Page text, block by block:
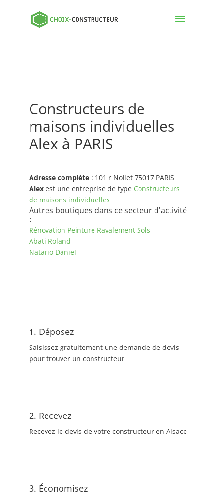
Constructeurs de
maisons individuelles
Alex à PARIS
Adresse complète: 101 r Nollet 75017 PARIS
Alexest une entreprise de type Constructeurs
de maisons individuelles
Autres boutiques dans ce secteur d'activité
:
Rénovation Peinture Ravalement Sols
Abati Roland
Natario Daniel
1. Déposez
Saisissez gratuitement une demande de devis
pour trouver un constructeur
2. Recevez
Recevez le devis de votre constructeur en Alsace
3. Économisez